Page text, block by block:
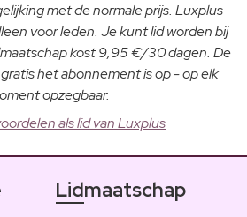
met de normale prijs. Luxplus
voor leden. Je kunt lid worden bij
kost 9,95 €/30 dagen. De
het abonnement is op - op elk
opzegbaar.
als lid van Luxplus
Lidmaatschap